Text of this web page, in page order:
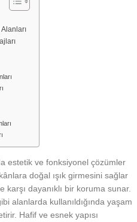
estetik ve fonksiyonel çözümler
doğal ışık girmesini sağlar
dayanıklı bir koruma sunar.
alanlarda kullanıldığında yaşam
Hafif ve esnek yapısı